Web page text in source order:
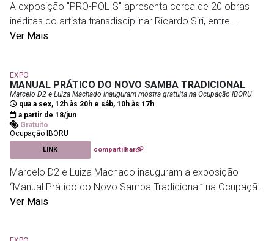
A exposição "PRO-POLIS" apresenta cerca de 20 obras
inéditas do artista transdisciplinar Ricardo Siri, entre
pinturas, esculturas e instalações criadas com materiais
construção coletiva, aproximando arte e biodiversidade
em uma experiência sensorial e interativa.
Museu Histórico da Cidade
Santa Marinha, s/nº, Gávea
Ver Mais
EXPO
MANUAL PRÁTICO DO NOVO SAMBA TRADICIONAL
Marcelo D2 e Luiza Machado inauguram mostra gratuita na Ocupação IBORU
qua a sex, 12h às 20h e sáb, 10h às 17h
a partir de 18/jun
Gratuito
Ocupação IBORU
LINK compartilhar
Marcelo D2 e Luiza Machado inauguram a exposição
“Manual Prático do Novo Samba Tradicional” na Ocupação
IBORU, reunindo fotografias de Gabriel Mota, Pedro Miceli,
Ver Mais